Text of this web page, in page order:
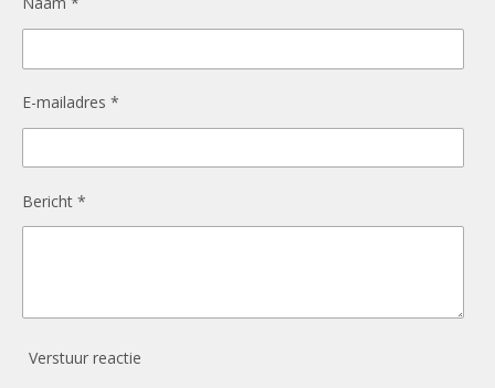
E-mailadres *
Bericht *
Verstuur reactie